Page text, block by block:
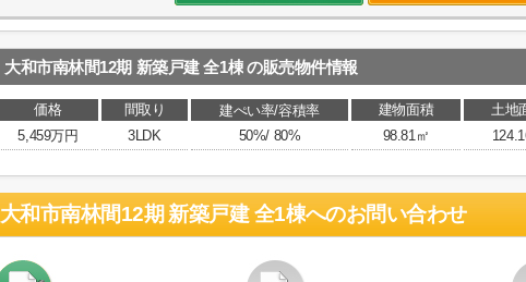
大和市南林間12期 新築戸建 全1棟の販売物件情報
価格 間取り 建ぺい率/容積率 建物面積 土地
5,459万円
3LDK 50%/ 80% 98.81㎡
大和市南林間12期 新築戸建 全1棟へのお問い合わせ